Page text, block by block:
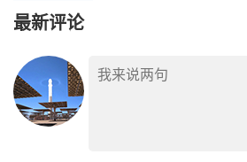
最新评论